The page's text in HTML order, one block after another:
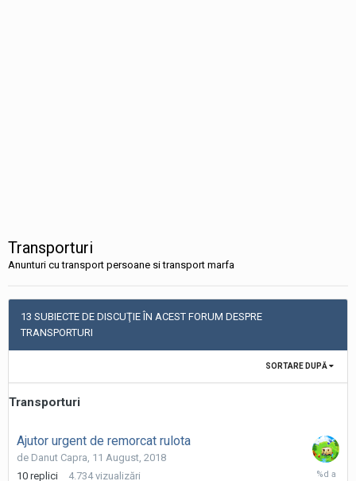
Transporturi
Anunturi cu transport persoane si transport marfa
13 SUBIECTE DE DISCUŢIE ÎN ACEST FORUM DESPRE
TRANSPORTURI
SORTARE DUPĂ
Transporturi
Ajutor urgent de remorcat rulota
de Danut Capra 11 August, 2018
10 replici 4.734 vizualizări
16